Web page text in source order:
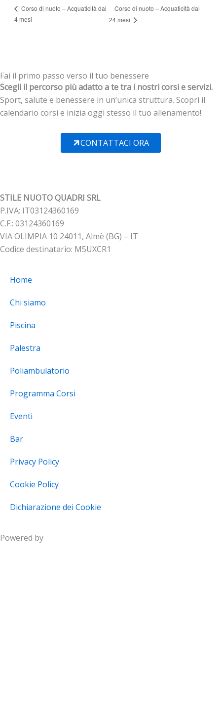
Corso di nuoto – Acquaticità dai
4 mesi
Corso di nuoto – Acquaticità dai
24 mesi
Fai il primo passo verso il tuo benessere
Scegli il percorso più adatto a te tra i nostri corsi e servizi.
Sport, salute e benessere in un’unica struttura. Scopri il
calendario corsi e inizia oggi stesso il tuo allenamento!
CONTATTACI ORA
STILE NUOTO QUADRI SRL
P.IVA: IT03124360169
C.F.: 03124360169
VIA OLIMPIA 10 24011, Almè (BG) – IT
Codice destinatario: M5UXCR1
Home
Chi siamo
Piscina
Palestra
Poliambulatorio
Programma Corsi
Eventi
Bar
Privacy Policy
Cookie Policy
Dichiarazione dei Cookie
Powered by